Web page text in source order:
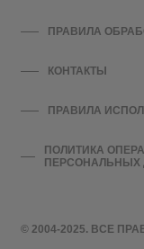
© 2004-2025. ВСЕ
ПРАВИЛА
КОНТАКТЫ
ПРАВИЛА
ПОЛИТИКА